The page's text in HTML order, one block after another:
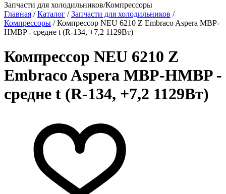
Запчасти для холодильников/Компрессоры
Главная /Каталог /Запчасти для холодильников /
Компрессоры /Компрессор NEU 6210 Z Embraco Aspera MBP-
HMBP - средне t (R-134, +7,2 1129Вт)
Компрессор NEU 6210 Z
Embraco Aspera MBP-HMBP -
средне t (R-134, +7,2 1129Вт)